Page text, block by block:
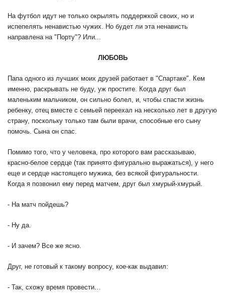
На футбол идут не только окрылять поддержкой своих, но и
испепелять ненавистью чужих. Но будет ли эта ненависть
направлена на "Порту"? Или...
ЛЮБОВЬ
Папа одного из лучших моих друзей работает в "Спартаке". Кем
именно, раскрывать не буду, уж простите. Когда друг был
маленьким мальчиком, он сильно болел, и, чтобы спасти жизнь
ребенку, отец вместе с семьей переехал на несколько лет в другую
страну, поскольку только там были врачи, способные его сыну
помочь. Сына он спас.
Помимо того, что у человека, про которого вам рассказываю,
красно-белое сердце (так принято фигурально выражаться), у него
еще и сердце настоящего мужика, без всякой фигуральности.
Когда я позвонил ему перед матчем, друг был хмурый-хмурый.
- На матч пойдешь?
- Ну да.
- И зачем? Все же ясно.
Друг, не готовый к такому вопросу, кое-как выдавил:
- Так, схожу время провести…